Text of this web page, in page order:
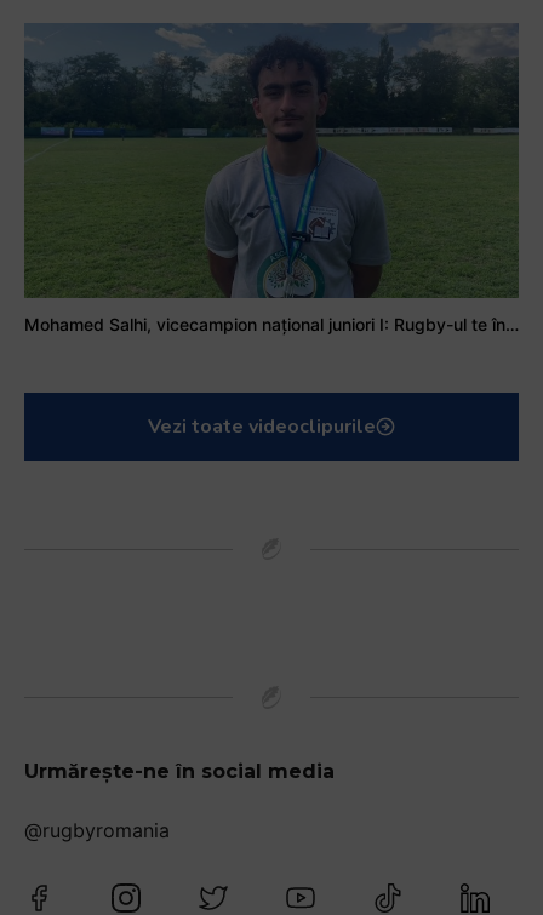
Mohamed Salhi, vicecampion național juniori I: Rugby-ul te învață să accepți și înfrângerile
Vezi toate videoclipurile
Urmărește-ne în social media
@rugbyromania